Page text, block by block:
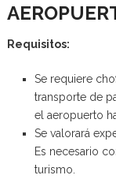
Requisitos:
Se requiere
transporte de
el aeropuerto
Se valorará
Es necesario
turismo.